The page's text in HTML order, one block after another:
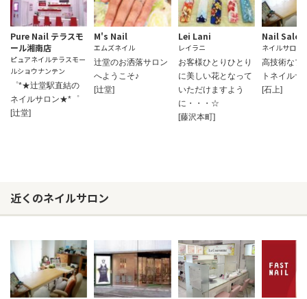
Pure Nail テラスモ
ール湘南店
ピュアネイルテラスモー
ルショウナンテン
゜*★辻堂駅直結の
ネイルサロン★*゜
[辻堂]
M's Nail
エムズネイル
辻堂のお洒落サロン
へようこそ♪
[辻堂]
Lei Lani
レイラニ
お客様ひとりひとり
に美しい花となって
いただけますよう
に・・・☆
[藤沢本町]
Nail
ネイルサロン
高技術なプ
トネイル
[石上]
近くのネイルサロン